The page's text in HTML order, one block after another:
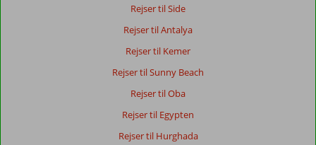
Rejser til Side
Rejser til Antalya
Rejser til Kemer
Rejser til Sunny Beach
Rejser til Oba
Rejser til Egypten
Rejser til Hurghada